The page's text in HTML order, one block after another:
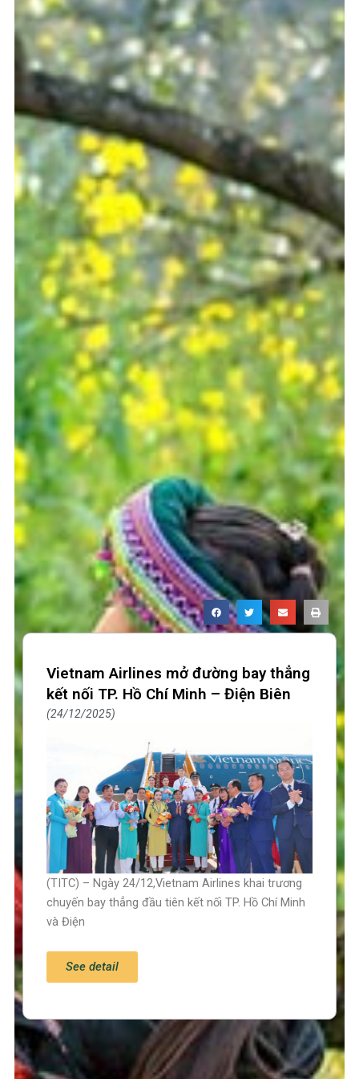
Trang chủ
Vietnam Airlines mở đường bay thẳng
kết nối TP. Hồ Chí Minh – Điện Biên
24/12/2025
(TITC) – Ngày 24/12,Vietnam Airlines khai trương
chuyến bay thẳng đầu tiên kết nối TP. Hồ Chí Minh
và Điện
See detail